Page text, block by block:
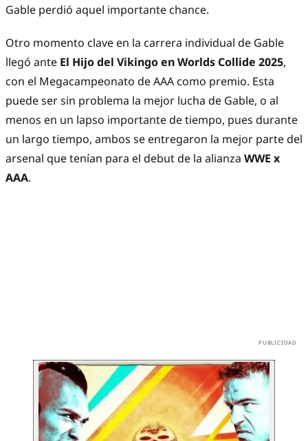
Gable perdió aquel importante chance.
Otro momento clave en la carrera individual de Gable
llegó ante El Hijo del Vikingo en Worlds Collide 2025,
con el Megacampeonato de AAA como premio. Esta
puede ser sin problema la mejor lucha de Gable, o al
menos en un lapso importante de tiempo, pues durante
un largo tiempo, ambos se entregaron la mejor parte del
arsenal que tenían para el debut de la alianza WWE x
AAA.